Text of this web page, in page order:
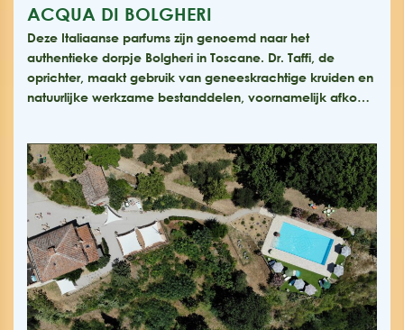
ACQUA DI BOLGHERI
Deze Italiaanse parfums zijn genoemd naar het
authentieke dorpje Bolgheri in Toscane. Dr. Taffi, de
oprichter, maakt gebruik van geneeskrachtige kruiden en
natuurlijke werkzame bestanddelen, voornamelijk afko…